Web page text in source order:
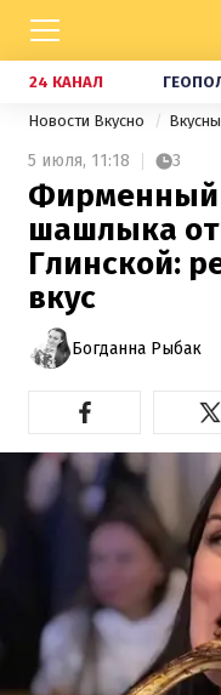
24 КАНАЛ
Новости Вкусно
5 июля, 11:18 3
Фирменный
шашлыка
Глинской:
вкус
Богданна Рыбак